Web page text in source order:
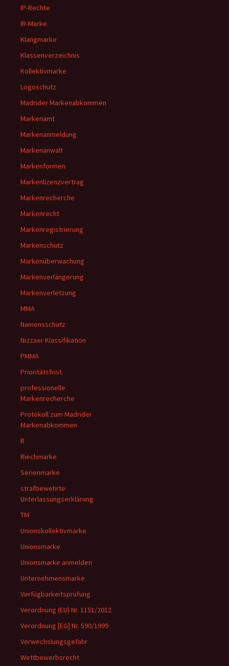
IP-Rechte
IR-Marke
Klangmarke
Klassenverzeichnis
Kollektivmarke
Logoschutz
Madrider Markenabkommen
Markenamt
Markenanmeldung
Markenanwalt
Markenformen
Markenlizenzvertrag
Markenrecherche
Markenrecht
Markenregistrierung
Markenschutz
Markenüberwachung
Markenverlängerung
Markenverletzung
MMA
Namensschutz
Nizzaer Klassifikation
PMMA
Prioritätsfrist
professionelle
Markenrecherche
Protokoll zum Madrider
Markenabkommen
R
Riechmarke
Serienmarke
strafbewehrte
Unterlassungserklärung
TM
Unionskollektivmarke
Unionsmarke
Unionsmarke anmelden
Unternehmensmarke
Verfügbarkeitsprüfung
Verordnung (EU) Nr. 1151/2012
Verordnung [EG] Nr. 590/1999
Verwechslungsgefahr
Wettbewerbsrecht